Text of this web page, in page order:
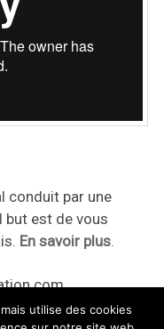
conduit par une
but est de vous
En savoir plus.
utilise des cookies